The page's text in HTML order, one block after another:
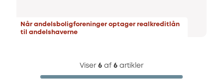
Når andelsboligforeninger optager realkreditlån
til andelshaverne
Viser 6 af 6 artikler